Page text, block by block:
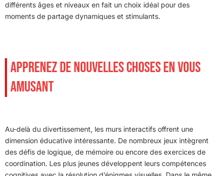
différents âges et niveaux en fait un choix idéal pour des
moments de partage dynamiques et stimulants.
APPRENEZ DE NOUVELLES CHOSES EN VOUS
AMUSANT
Au-delà du divertissement, les murs interactifs offrent une
dimension éducative intéressante. De nombreux jeux intègrent
des défis de logique, de mémoire ou encore des exercices de
coordination. Les plus jeunes développent leurs compétences